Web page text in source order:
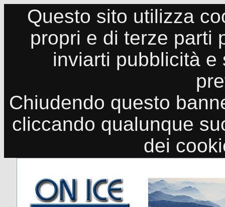
Questo sito utilizza
propri e di terze parti
inviarti pubblicità
Chiudendo questo
cliccando qualunque
dei